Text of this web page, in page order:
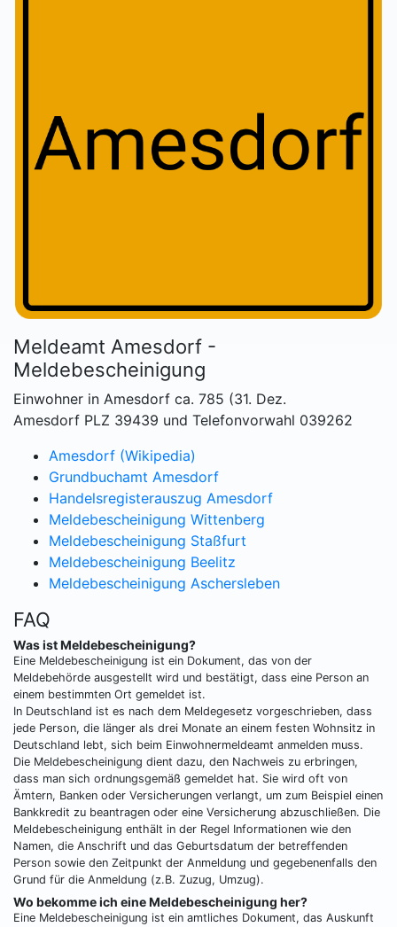
Meldeamt Amesdorf -
Meldebescheinigung
Einwohner in Amesdorf ca. 785 (31. Dez.
Amesdorf PLZ 39439 und Telefonvorwahl 039262
Amesdorf (Wikipedia)
Grundbuchamt Amesdorf
Handelsregisterauszug Amesdorf
Meldebescheinigung Wittenberg
Meldebescheinigung Staßfurt
Meldebescheinigung Beelitz
Meldebescheinigung Aschersleben
FAQ
Was ist Meldebescheinigung?
Eine Meldebescheinigung ist ein Dokument, das von der
Meldebehörde ausgestellt wird und bestätigt, dass eine Person an
einem bestimmten Ort gemeldet ist.
In Deutschland ist es nach dem Meldegesetz vorgeschrieben, dass
jede Person, die länger als drei Monate an einem festen Wohnsitz in
Deutschland lebt, sich beim Einwohnermeldeamt anmelden muss.
Die Meldebescheinigung dient dazu, den Nachweis zu erbringen,
dass man sich ordnungsgemäß gemeldet hat. Sie wird oft von
Ämtern, Banken oder Versicherungen verlangt, um zum Beispiel einen
Bankkredit zu beantragen oder eine Versicherung abzuschließen. Die
Meldebescheinigung enthält in der Regel Informationen wie den
Namen, die Anschrift und das Geburtsdatum der betreffenden
Person sowie den Zeitpunkt der Anmeldung und gegebenenfalls den
Grund für die Anmeldung (z.B. Zuzug, Umzug).
Wo bekomme ich eine Meldebescheinigung her?
Eine Meldebescheinigung ist ein amtliches Dokument, das Auskunft